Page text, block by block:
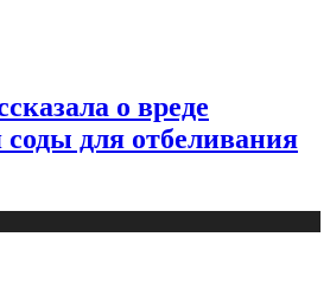
о вреде
соды для отбеливания